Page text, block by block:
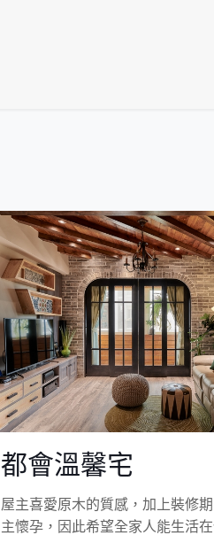
都會溫馨宅
屋主喜愛原木的質感，加上裝修
主懷孕，因此希望全家人能生活